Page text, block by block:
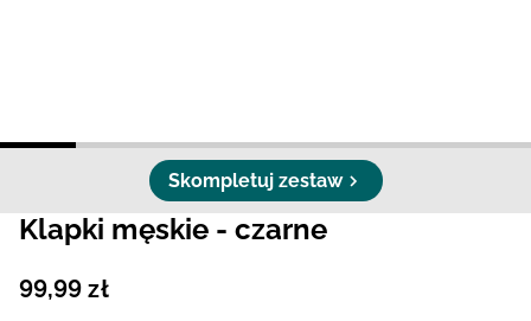
Skompletuj zestaw
Klapki męskie - czarne
99,99 zł